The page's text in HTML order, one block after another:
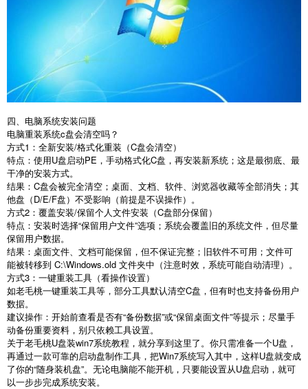
四、电脑系统安装问题
电脑重装系统c盘会清空吗？
方式1 ：全新安装/格式化重装（C盘会清空）
特点：使用U盘启动PE ，手动格式化C盘，再安装新系统；这是最彻底、最
干净的安装方式。
结果： C盘会被完全清空；桌面、文档、软件、浏览器收藏等全部消失；其
他盘（D/E/F盘）不受影响（前提是不误操作）。
方式2 ：覆盖安装/保留个人文件安装（C盘部分保留）
特点：安装时选择“保留用户文件”选项；系统会覆盖旧的系统文件，但尽量
保留用户数据。
结果：桌面文件、文档可能保留，但不保证完整；旧软件不可用；文件可
能被转移到 C:\Windows.old 文件夹中（注意时效，系统可能自动清理）。
方式3 ：一键重装工具（看操作设置）
如老毛桃一键重装工具等，部分工具默认清空C盘，但有时也支持备份用户
数据。
建议操作：开始前查看是否有“备份数据”或“保留桌面文件”等提示；尽量手
动备份重要资料，别只依赖工具设置。
关于老毛桃U盘装win7系统教程，就分享到这里了。你只需准备一个U盘，
再通过一款可靠的启动盘制作工具，把Win7系统写入其中，这样U盘就变成
了你的“随身装机盘”。无论电脑能不能开机，只要能设置从U盘启动，就可
以一步步完成系统安装。